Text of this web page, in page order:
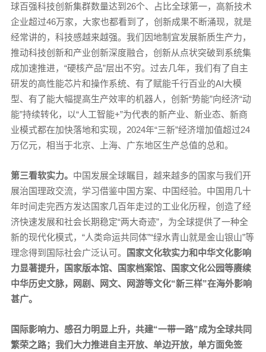
球百强科技创新集群数量达到26个、占比全球第一，高新技术
企业超过46万家，大家也都看到了，创新成果不断涌现，就是
经常讲的，科技感越来越强。我们因地制宜发展新质生产力，
推动科技创新和产业创新深度融合，创新从点状突破到系统集
成加速推进，“硬核产品”层出不穷。过去几年，我们有了自主
研发的高性能芯片和操作系统、有了赋能千行百业的AI大模
型、有了能大幅提高生产效率的机器人，创新“势能”向经济“动
能”持续转化，以“人工智能+”为代表的新产业、新业态、新商
业模式都在加快落地和实现，2024年“三新”经济增加值超过24
万亿元，相当于北京、上海、广东地区生产总值的总和。
第三看软实力。 中国发展全球瞩目，越来越多的国家与我们开
展治国理政交流，学习借鉴中国方案、中国经验。中国用几十
年时间走完西方发达国家几百年走过的工业化历程，创造了经
济快速发展和社会长期稳定“两大奇迹”，为全球提供了一种全
新的现代化模式，“人类命运共同体”“绿水青山就是金山银山”等
理念得到国际社会广泛认可。
国家文化软实力和中华文化影响
力显著提升，国家版本馆、国家档案馆、国家文化公园等赓续
中华历史文脉，网剧、网文、网游等文化“新三样”在海外影响
甚广。
国际影响力、感召力明显上升，共建“一带一路”成为全球共同
繁荣之路； 我们大力推进自主开放、单边开放，单方面免签